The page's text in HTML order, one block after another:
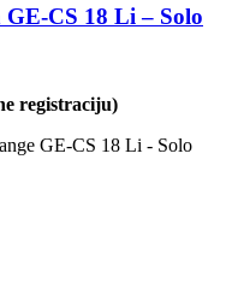
CS 18 Li – Solo
registraciju)